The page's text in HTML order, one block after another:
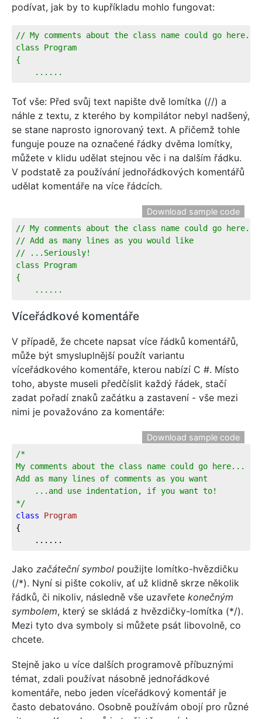
podívat, jak by to kupříkladu mohlo fungovat:
// My comments about the class name could go here...
class Program
{
    ......
Toť vše: Před svůj text napište dvě lomítka (//) a
náhle z textu, z kterého by kompilátor nebyl nadšený,
se stane naprosto ignorovaný text. A přičemž tohle
funguje pouze na označené řádky dvěma lomítky,
můžete v klidu udělat stejnou věc i na dalším řádku.
V podstatě za používání jednořádkových komentářů
udělat komentáře na více řádcích.
Download sample code
// My comments about the class name could go here...
// Add as many lines as you would like
// ...Seriously!
class Program
{
    ......
Víceřádkové komentáře
V případě, že chcete napsat více řádků komentářů,
může být smysluplnější použít variantu
víceřádkového komentáře, kterou nabízí C #. Místo
toho, abyste museli předčíslit každý řádek, stačí
zadat pořadí znaků začátku a zastavení - vše mezi
nimi je považováno za komentáře:
Download sample code
/*
My comments about the class name could go here...
Add as many lines of comments as you want
    ...and use indentation, if you want to!
*/
class
Program
{
    ......
Jako začáteční symbol použijte lomítko-hvězdičku
(/*). Nyní si pište cokoliv, ať už klidně skrze několik
řádků, či nikoliv, následně vše uzavřete konečným
symbolem, který se skládá z hvězdičky-lomítka (*/).
Mezi tyto dva symboly si můžete psát libovolně, co
chcete.
Stejně jako u více dalších programově příbuznými
témat, zdali používat násobně jednořádkové
komentáře, nebo jeden víceřádkový komentář je
často debatováno. Osobně používám obojí pro různé